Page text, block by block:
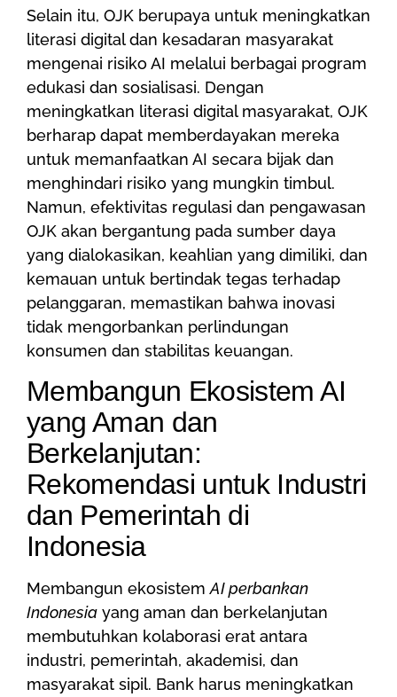
Selain itu, OJK berupaya untuk meningkatkan
literasi digital dan kesadaran masyarakat
mengenai risiko AI melalui berbagai program
edukasi dan sosialisasi. Dengan
meningkatkan literasi digital masyarakat, OJK
berharap dapat memberdayakan mereka
untuk memanfaatkan AI secara bijak dan
menghindari risiko yang mungkin timbul.
Namun, efektivitas regulasi dan pengawasan
OJK akan bergantung pada sumber daya
yang dialokasikan, keahlian yang dimiliki, dan
kemauan untuk bertindak tegas terhadap
pelanggaran, memastikan bahwa inovasi
tidak mengorbankan perlindungan
konsumen dan stabilitas keuangan.
Membangun Ekosistem AI
yang Aman dan
Berkelanjutan:
Rekomendasi untuk Industri
dan Pemerintah di
Indonesia
Membangun ekosistemAI perbankan
Indonesia yang aman dan berkelanjutan
membutuhkan kolaborasi erat antara
industri, pemerintah, akademisi, dan
masyarakat sipil. Bank harus meningkatkan